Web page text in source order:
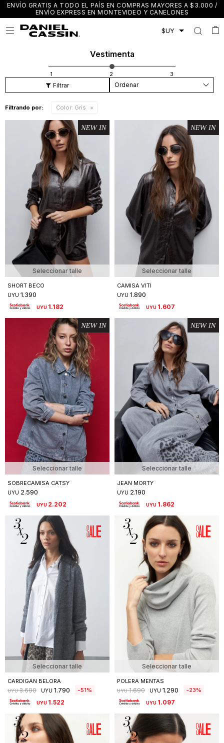
ENVÍO GRATIS A TODO EL PAÍS EN COMPRAS MAYORES A $3.000 /
ENVÍO EXPRESS EN MONTEVIDEO Y CANELONES

Vestimenta
Recomendados
Filtrando por: Color: Gris
Seleccionar talle
SHORT BECO
UYU 1.390
UYU 1.182
Seleccionar talle
CAMISA VITI
UYU 1.890
UYU 1.607
Seleccionar talle
SOBRECAMISA CATSY
UYU 2.590
UYU 2.202
Seleccionar talle
JEAN MORTY
UYU 2.190
UYU 1.862
Seleccionar talle
CARDIGAN BELORA
UYU 3.690 UYU 1.790 51
UYU 1.522
Seleccionar talle
POLERA MENTAS
UYU 1.690 UYU 1.290 23
UYU 1.097